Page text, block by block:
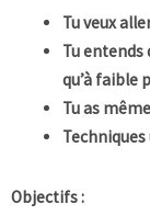
Tu veux
Tu
qu’à faible
Tu as
Objectifs :